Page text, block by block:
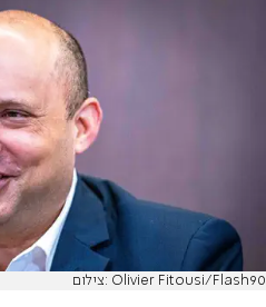
צילום: Olivier Fitousi/Flash90